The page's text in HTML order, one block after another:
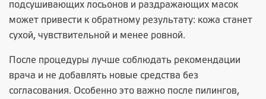
подсушивающих лосьонов и раздражающих масок
может привести к обратному результату: кожа станет
сухой, чувствительной и менее ровной.
После процедуры лучше соблюдать рекомендации
врача и не добавлять новые средства без
согласования. Особенно это важно после пилингов,